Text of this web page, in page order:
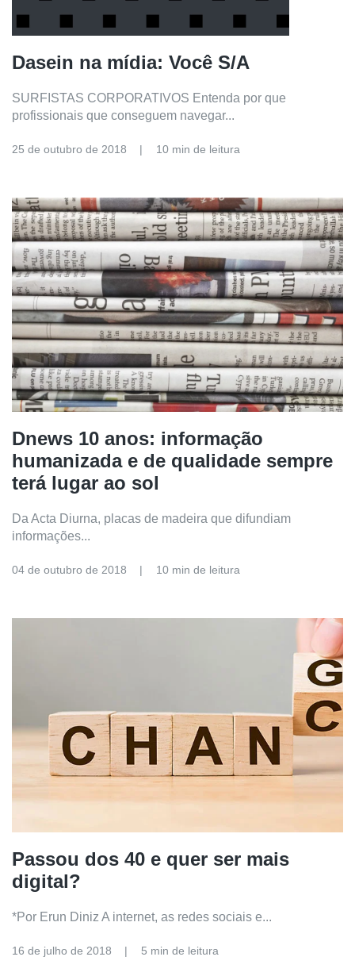
Dasein na mídia: Você S/A
SURFISTAS CORPORATIVOS Entenda por que
profissionais que conseguem navegar...
25 de outubro de 2018 10 min de leitura
Dnews 10 anos: informação
humanizada e de qualidade sempre
terá lugar ao sol
Da Acta Diurna, placas de madeira que difundiam
informações...
04 de outubro de 2018 10 min de leitura
Passou dos 40 e quer ser mais
digital?
*Por Erun Diniz A internet, as redes sociais e...
16 de julho de 2018 5 min de leitura